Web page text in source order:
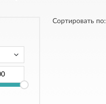
Сортировать по: